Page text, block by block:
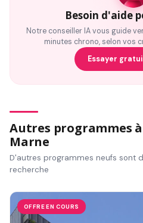
Besoin d'aide
Notre conseiller IA vous guide
minutes chrono, selon vos
Essayer
Autres programmes
Marne
D'autres programmes neufs sont
recherche
OFFRE EN COURS